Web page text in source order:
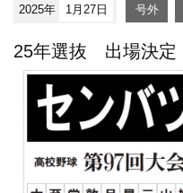
2025年 1月27日 号外
25年選抜 出場決定